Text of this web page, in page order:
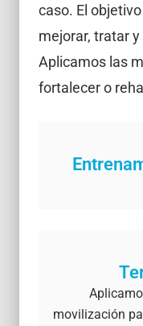
caso. El
mejorar, tratar
Aplicamos las
fortalecer o
movilización